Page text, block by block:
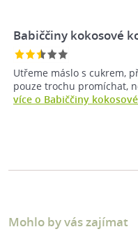
Babiččiny kokosové
Utřeme máslo s cukrem,
pouze trochu promíchat,
více o Babiččiny
Mohlo by vás zajímat